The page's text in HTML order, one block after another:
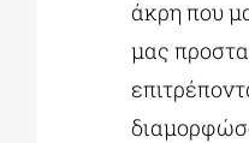
άκρη που
μας